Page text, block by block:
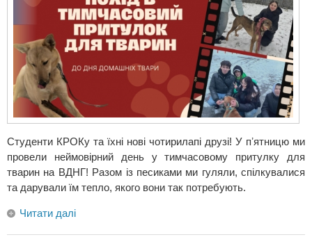
Студенти КРОКу та їхні нові чотирилапі друзі! У пʼятницю ми
провели неймовірний день у тимчасовому притулку для
тварин на ВДНГ! Разом із песиками ми гуляли, спілкувалися
та дарували їм тепло, якого вони так потребують.
Читати далі